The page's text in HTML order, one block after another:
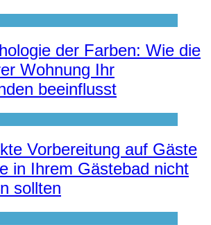
der Farben: Wie die
Wohnung Ihr
beeinflusst
Vorbereitung auf Gäste
in Ihrem Gästebad nicht
sollten